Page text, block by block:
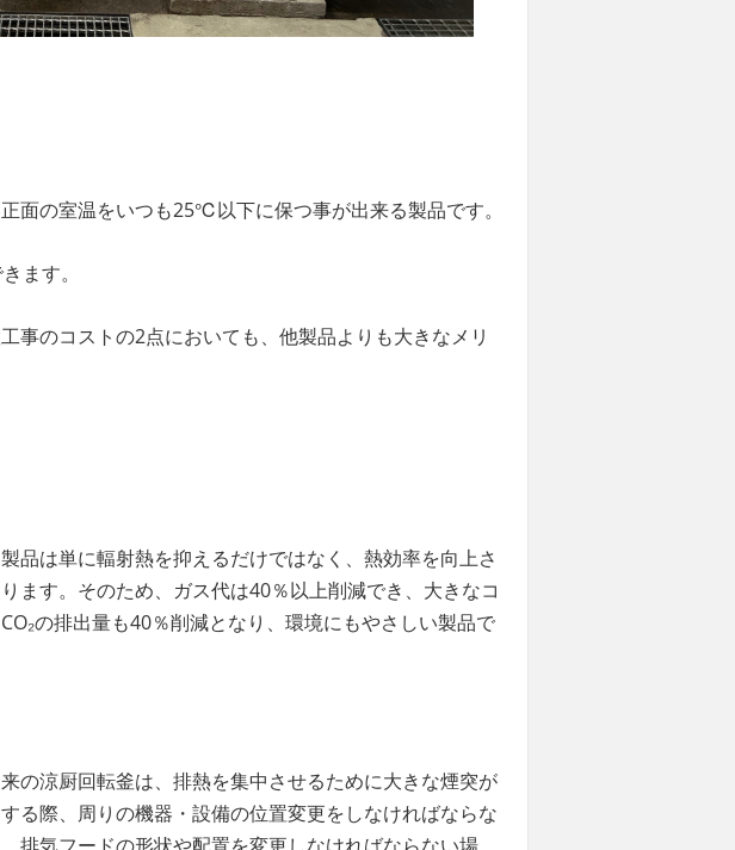
面の室温をいつも25℃以下に保つ事が出来る製品です。
ます。
事のコストの2点においても、他製品よりも大きなメリ
品は単に輻射熱を抑えるだけではなく、熱効率を向上さ
ます。そのため、ガス代は40％以上削減でき、大きなコ
の排出量も40％削減となり、環境にもやさしい製品で
の涼厨回転釜は、排熱を集中させるために大きな煙突が
る際、周りの機器・設備の位置変更をしなければならな